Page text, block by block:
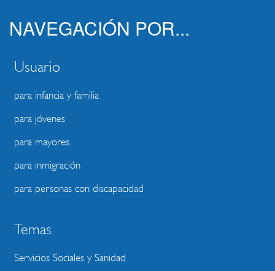
NAVEGACIÓN POR...
Usuario
para infancia y familia
para jóvenes
para mayores
para inmigración
para personas con discapacidad
Temas
Servicios Sociales y Sanidad